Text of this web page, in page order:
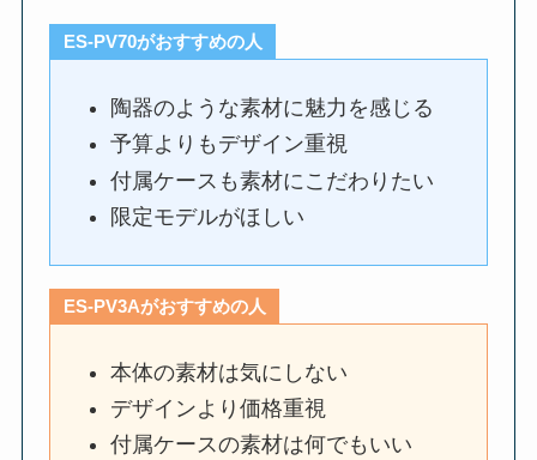
ES-PV70がおすすめの人
陶器のような素材に魅力を感じる
予算よりもデザイン重視
付属ケースも素材にこだわりたい
限定モデルがほしい
ES-PV3Aがおすすめの人
本体の素材は気にしない
デザインより価格重視
付属ケースの素材は何でもいい